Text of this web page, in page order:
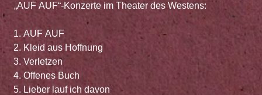
„AUF AUF“-Konzerte im Theater des Westens:
AUF AUF
Kleid aus Hoffnung
Verletzen
Offenes Buch
Lieber lauf ich davon